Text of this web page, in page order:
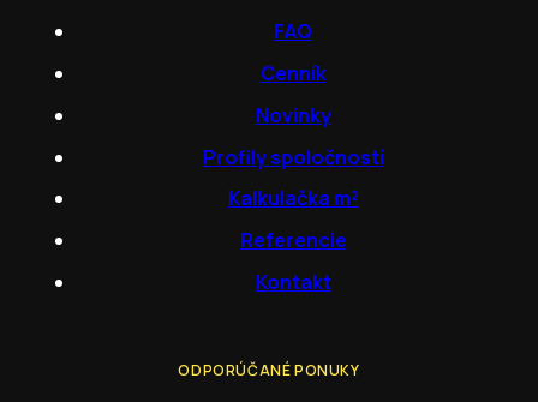
FAQ
Cenník
Novinky
Profily spoločností
Kalkulačka m²
Referencie
Kontakt
ODPORÚČANÉ PONUKY